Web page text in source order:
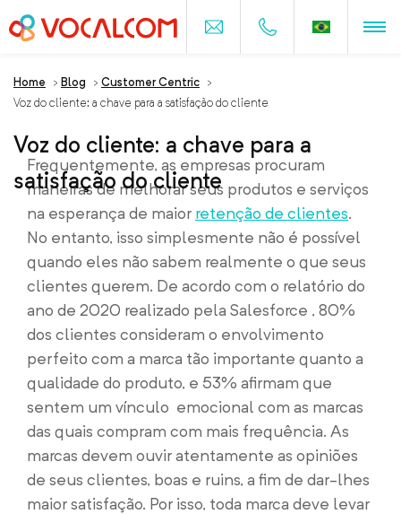
Home > Blog > Customer Centric >
Voz do cliente: a chave para a satisfação do cliente
Voz do cliente: a chave para a
satisfação do cliente
Frequentemente, as empresas procuram
maneiras de melhorar seus produtos e serviços
na esperança de maior retenção de clientes.
No entanto, isso simplesmente não é possível
quando eles não sabem realmente o que seus
clientes querem. De acordo com o relatório do
ano de 2020 realizado pela Salesforce , 80%
dos clientes consideram o envolvimento
perfeito com a marca tão importante quanto a
qualidade do produto, e 53% afirmam que
sentem um vínculo emocional com as marcas
das quais compram com mais frequência. As
marcas devem ouvir atentamente as opiniões
de seus clientes, boas e ruins, a fim de dar-lhes
maior satisfação. Por isso, toda marca deve levar